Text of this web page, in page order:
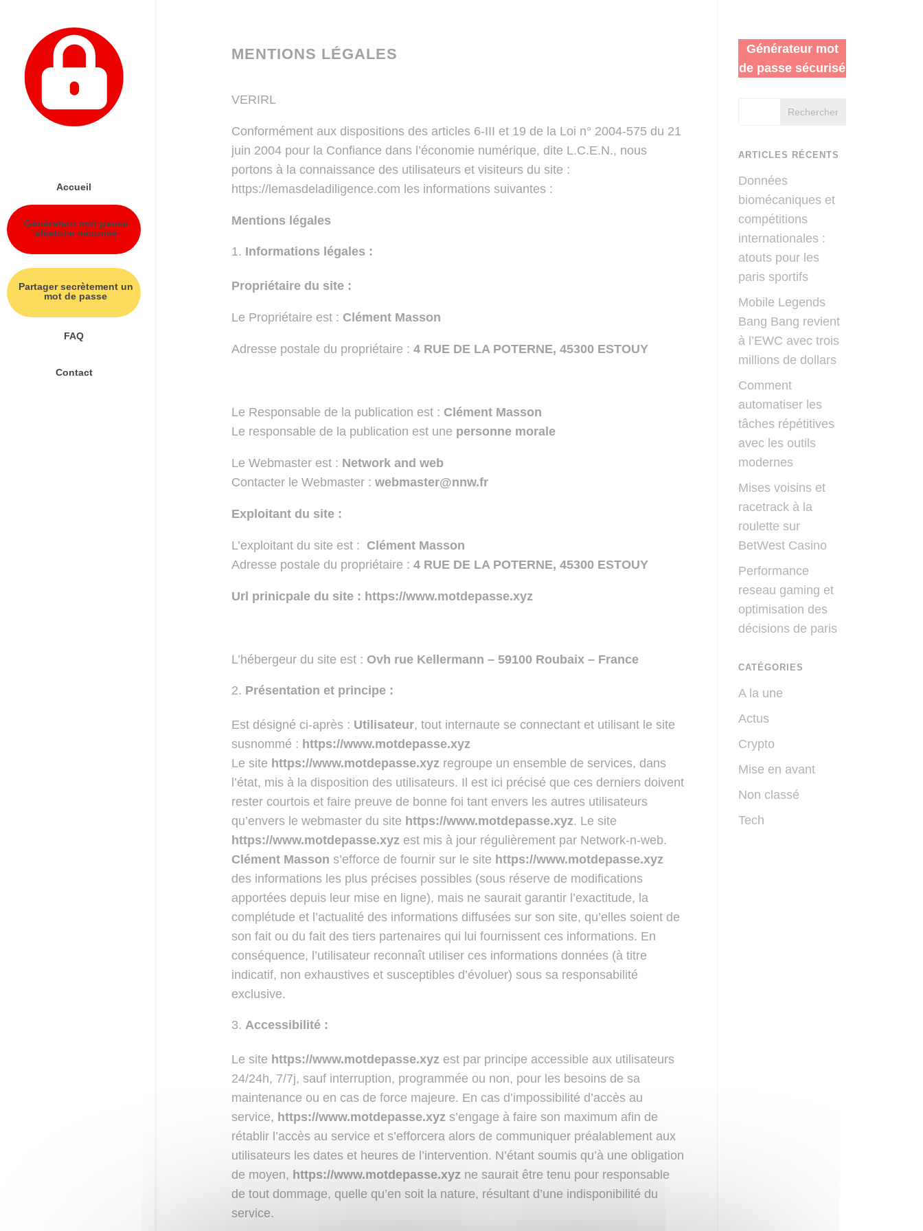
Accueil
Générateur mot passe
aléatoire sécurisé
Partager secrètement un
mot de passe
FAQ
Contact
MENTIONS LÉGALES
VERIRL
Conformément aux dispositions des articles 6-III et 19 de la Loi n° 2004-575 du 21
juin 2004 pour la Confiance dans l’économie numérique, dite L.C.E.N., nous
portons à la connaissance des utilisateurs et visiteurs du site :
https://lemasdeladiligence.com les informations suivantes :
Mentions légales
Informations légales :
Propriétaire du site :
Le Propriétaire est : Clément Masson
Adresse postale du propriétaire : 4 RUE DE LA POTERNE, 45300 ESTOUY
Le Responsable de la publication est : Clément Masson
Le responsable de la publication est une personne morale
Le Webmaster est : Network and web
Contacter le Webmaster : webmaster@nnw.fr
Exploitant du site :
L’exploitant du site est : Clément Masson
Adresse postale du propriétaire : 4 RUE DE LA POTERNE, 45300 ESTOUY
Url prinicpale du site : https://www.motdepasse.xyz
L’hébergeur du site est : Ovh rue Kellermann – 59100 Roubaix – France
Présentation et principe :
Est désigné ci-après : Utilisateur, tout internaute se connectant et utilisant le site
susnommé : https://www.motdepasse.xyz
Le site https://www.motdepasse.xyzregroupe un ensemble de services, dans
l’état, mis à la disposition des utilisateurs. Il est ici précisé que ces derniers doivent
rester courtois et faire preuve de bonne foi tant envers les autres utilisateurs
qu’envers le webmaster du site https://www.motdepasse.xyz. Le site
https://www.motdepasse.xyzest mis à jour régulièrement par Network-n-web.
Clément Masson s’efforce de fournir sur le site https://www.motdepasse.xyz
des informations les plus précises possibles (sous réserve de modifications
apportées depuis leur mise en ligne), mais ne saurait garantir l’exactitude, la
complétude et l’actualité des informations diffusées sur son site, qu’elles soient de
son fait ou du fait des tiers partenaires qui lui fournissent ces informations. En
conséquence, l’utilisateur reconnaît utiliser ces informations données (à titre
indicatif, non exhaustives et susceptibles d’évoluer) sous sa responsabilité
exclusive.
Accessibilité :
Le site https://www.motdepasse.xyzest par principe accessible aux utilisateurs
24/24h, 7/7j, sauf interruption, programmée ou non, pour les besoins de sa
maintenance ou en cas de force majeure. En cas d’impossibilité d’accès au
service, https://www.motdepasse.xyzs’engage à faire son maximum afin de
rétablir l’accès au service et s’efforcera alors de communiquer préalablement aux
utilisateurs les dates et heures de l’intervention. N’étant soumis qu’à une obligation
de moyen, https://www.motdepasse.xyzne saurait être tenu pour responsable
de tout dommage, quelle qu’en soit la nature, résultant d’une indisponibilité du
service.
Générateur mot
de passe sécurisé
Rechercher
ARTICLES RÉCENTS
Données
biomécaniques et
compétitions
internationales :
atouts pour les
paris sportifs
Mobile Legends
Bang Bang revient
à l’EWC avec trois
millions de dollars
Comment
automatiser les
tâches répétitives
avec les outils
modernes
Mises voisins et
racetrack à la
roulette sur
BetWest Casino
Performance
reseau gaming et
optimisation des
décisions de paris
CATÉGORIES
A la une
Actus
Crypto
Mise en avant
Non classé
Tech